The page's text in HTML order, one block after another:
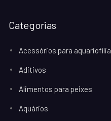
Categorias
Acessórios para aquariofilia
Aditivos
Alimentos para peixes
Aquários